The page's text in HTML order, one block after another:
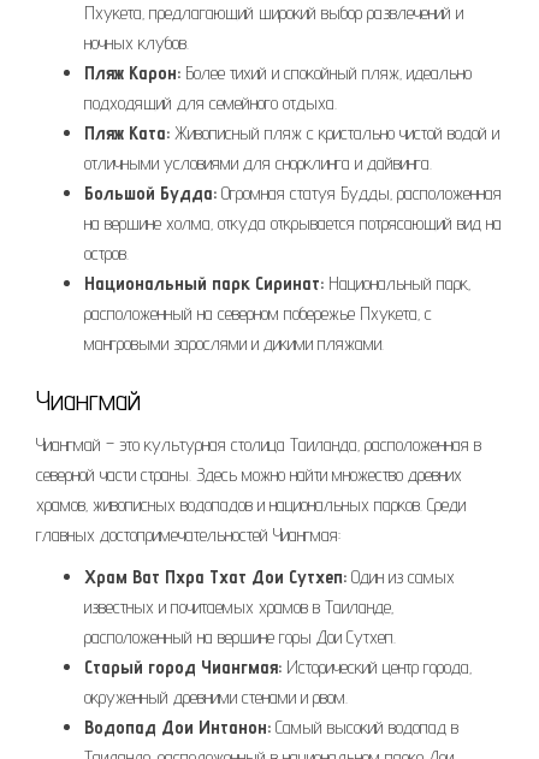
Пхукета‚ предлагающий широкий выбор развлечений и
ночных клубов.
Пляж Карон: Более тихий и спокойный пляж‚ идеально
подходящий для семейного отдыха.
Пляж Ката: Живописный пляж с кристально чистой водой и
отличными условиями для снорклинга и дайвинга.
Большой Будда: Огромная статуя Будды‚ расположенная
на вершине холма‚ откуда открывается потрясающий вид на
остров.
Национальный парк Сиринат: Национальный парк‚
расположенный на северном побережье Пхукета‚ с
мангровыми зарослями и дикими пляжами.
Чиангмай
Чиангмай – это культурная столица Таиланда‚ расположенная в
северной части страны. Здесь можно найти множество древних
храмов‚ живописных водопадов и национальных парков. Среди
главных достопримечательностей Чиангмая:
Храм Ват Пхра Тхат Дои Сутхеп: Один из самых
известных и почитаемых храмов в Таиланде‚
расположенный на вершине горы Дои Сутхеп.
Старый город Чиангмая: Исторический центр города‚
окруженный древними стенами и рвом.
Водопад Дои Интанон: Самый высокий водопад в